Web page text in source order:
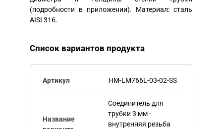
(подробности в приложении). Материал: сталь
AISI 316.
Список вариантов продукта
HM-LM766L-03-02-SS
Соединитель для
трубки 3 мм -
внутренняя резьба